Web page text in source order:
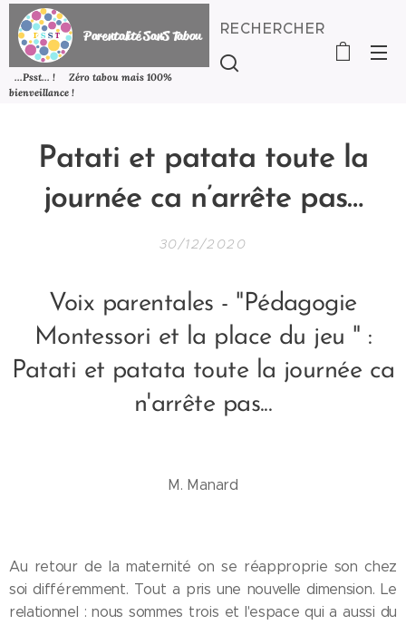
Parentalité SanSTabou
...Psst... ! Zéro tabou mais 100%
bienveillance !
RECHERCHER
Patati et patata toute la
journée ca n’arrête pas…
30/12/2020
Voix parentales - "Pédagogie
Montessori et la place du jeu " :
Patati et patata toute la journée ca
n'arrête pas...
M. Manard
Au retour de la maternité on se réapproprie son chez
soi différemment. Tout a pris une nouvelle dimension. Le
relationnel : nous sommes trois et l'espace qui a aussi du